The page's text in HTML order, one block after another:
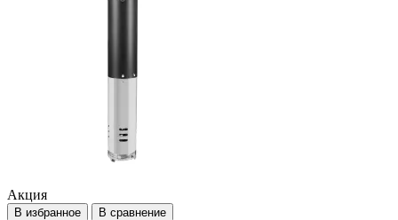
Акция
В избранное В сравнение